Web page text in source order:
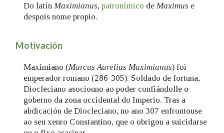
Do latín Maximianus, patronímico de Maximus e
despois nome propio.
Motivación
Maximiano (Marcus Aurelius Maximianus) foi
emperador romano (286-305). Soldado de fortuna,
Diocleciano asociouno ao poder confiándolle o
goberno da zona occidental do Imperio. Tras a
abdicación de Diocleciano, no ano 307 enfrontouse
ao seu xenro Constantino, que o obrigou a suicidarse